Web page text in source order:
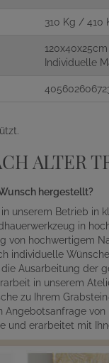
310 Kg / 410
120x40x25cm
Individuelle
ALTER
hergestellt?
unserem Betrieb in
in
von hochwertigem
individuelle
Ausarbeitung der
in unserem
zu Ihrem
und erarbeitet mit